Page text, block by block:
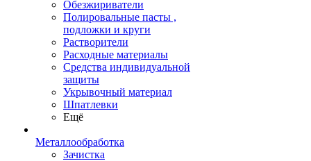
Обезжириватели
Полировальные пасты ,
подложки и круги
Растворители
Расходные материалы
Средства индивидуальной
защиты
Укрывочный материал
Шпатлевки
Ещё
Металлообработка
Зачистка